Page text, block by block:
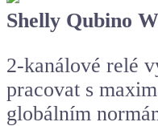
Shelly Qubino
2-kanálové relé
pracovat s
globálním